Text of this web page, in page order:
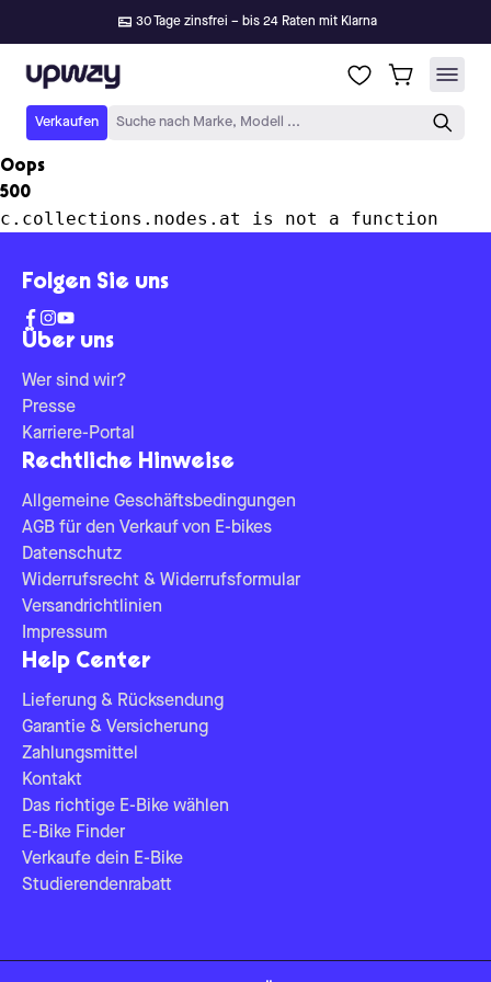
30 Tage zinsfrei – bis 24 Raten mit Klarna
Upway
Verkaufen Suche nach Marke, Modell ...
Oops
500
c.collections.nodes.at is not a function
Über uns
Wer sind wir?
Presse
Karriere-Portal
Rechtliche Hinweise
Allgemeine Geschäftsbedingungen
AGB für den Verkauf von E-bikes
Datenschutz
Widerrufsrecht & Widerrufsformular
Versandrichtlinien
Impressum
Help Center
Lieferung & Rücksendung
Garantie & Versicherung
Zahlungsmittel
Kontakt
Das richtige E-Bike wählen
E-Bike Finder
Verkaufe dein E-Bike
Studierendenrabatt
Folgen Sie uns